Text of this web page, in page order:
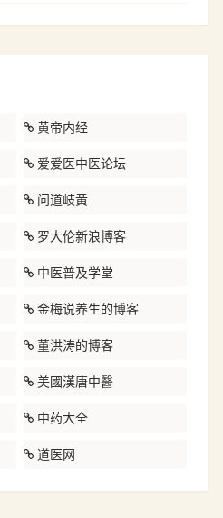
黄帝内经
爱爱医中医论坛
问道岐黄
罗大伦新浪博客
中医普及学堂
金梅说养生的博客
董洪涛的博客
美國漢唐中醫
中药大全
道医网